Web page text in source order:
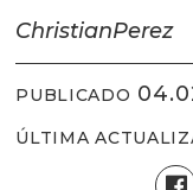
ChristianPerez
PUBLICADO
ÚLTIMA